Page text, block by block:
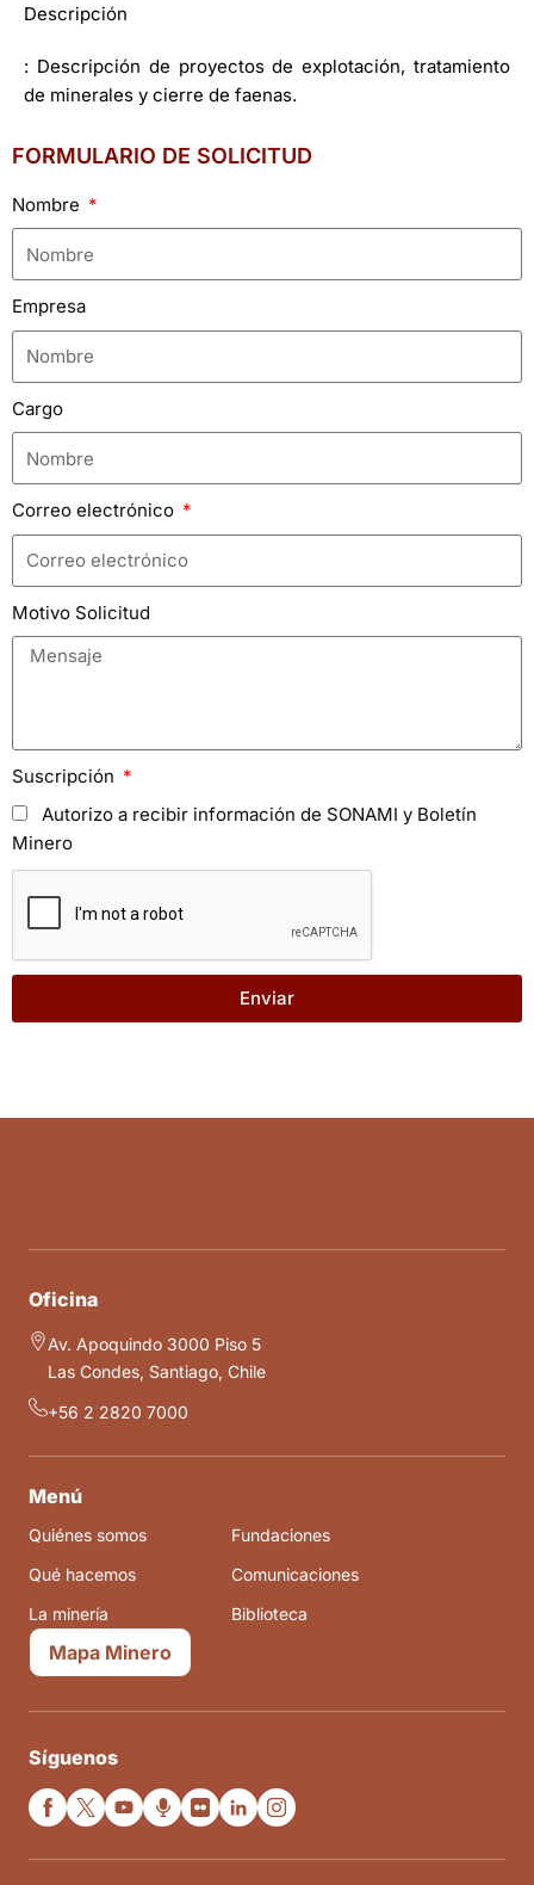
Descripción
: Descripción de proyectos de explotación, tratamiento
de minerales y cierre de faenas.
FORMULARIO DE SOLICITUD
Nombre
Empresa
Cargo
Correo electrónico
Motivo Solicitud
Suscripción
Autorizo a recibir información de SONAMI y Boletín
Minero
Enviar
Oficina
Av. Apoquindo 3000 Piso 5
Las Condes, Santiago, Chile
+56 2 2820 7000
Menú
Quiénes somos
Qué hacemos
La minería
Fundaciones
Comunicaciones
Biblioteca
Mapa Minero
Síguenos